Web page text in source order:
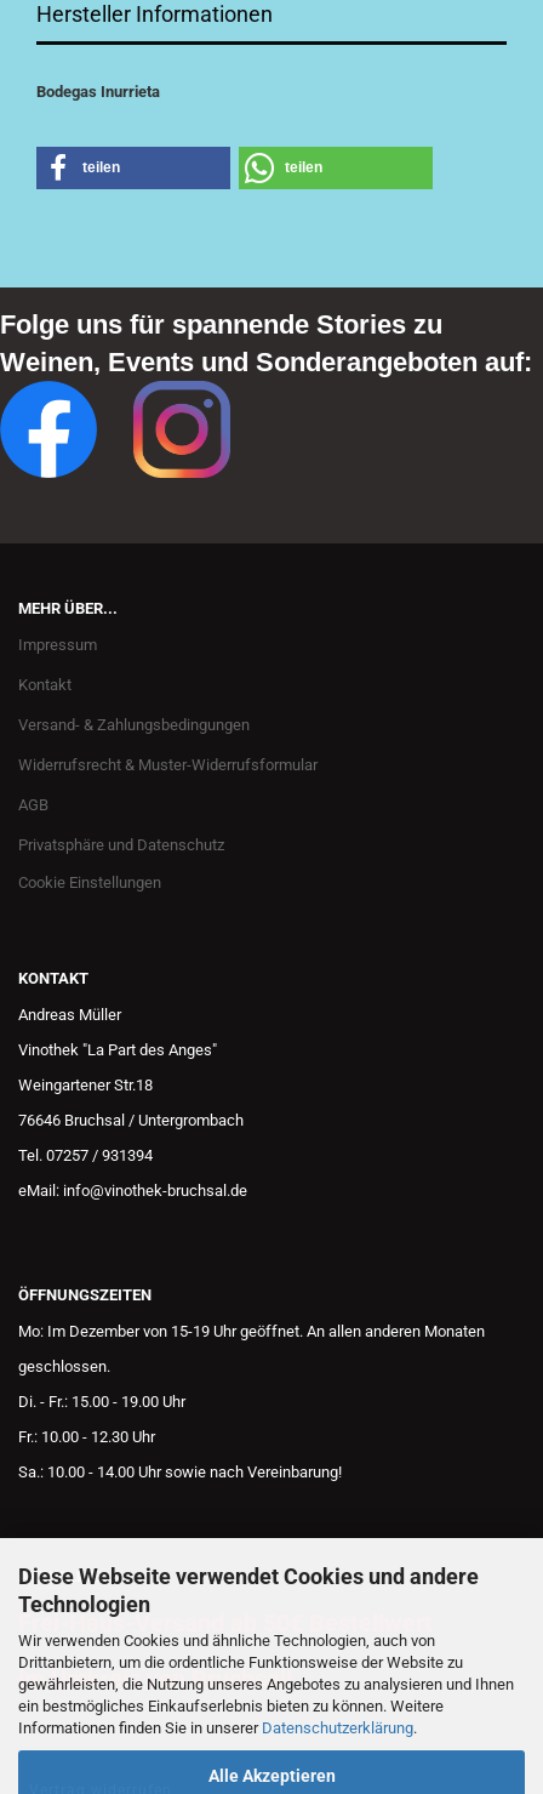
Diese Webseite verwendet Cookies und andere
Technologien
Wir verwenden Cookies und ähnliche Technologien, auch von
Drittanbietern, um die ordentliche Funktionsweise der Website zu
gewährleisten, die Nutzung unseres Angebotes zu analysieren und Ihnen
ein bestmögliches Einkaufserlebnis bieten zu können. Weitere
Informationen finden Sie in unserer Datenschutzerklärung.
Alle Akzeptieren
Hersteller Informationen
Bodegas Inurrieta
teilen teilen
Folge uns für spannende Stories zu
Weinen, Events und Sonderangeboten auf:
MEHR ÜBER...
Impressum
Kontakt
Versand- & Zahlungsbedingungen
Widerrufsrecht & Muster-Widerrufsformular
AGB
Privatsphäre und Datenschutz
Cookie Einstellungen
KONTAKT
Andreas Müller
Vinothek "La Part des Anges"
Weingartener Str.18
76646 Bruchsal / Untergrombach
Tel. 07257 / 931394
eMail: info@vinothek-bruchsal.de
ÖFFNUNGSZEITEN
Mo: Im Dezember von 15-19 Uhr geöffnet. An allen anderen Monaten
geschlossen.
Di. - Fr.: 15.00 - 19.00 Uhr
Fr.: 10.00 - 12.30 Uhr
Sa.: 10.00 - 14.00 Uhr sowie nach Vereinbarung!
AKTUELLES
Frei-Haus-Versand ab 50€ Bestellwert
im Umkreis von Bruchsal!